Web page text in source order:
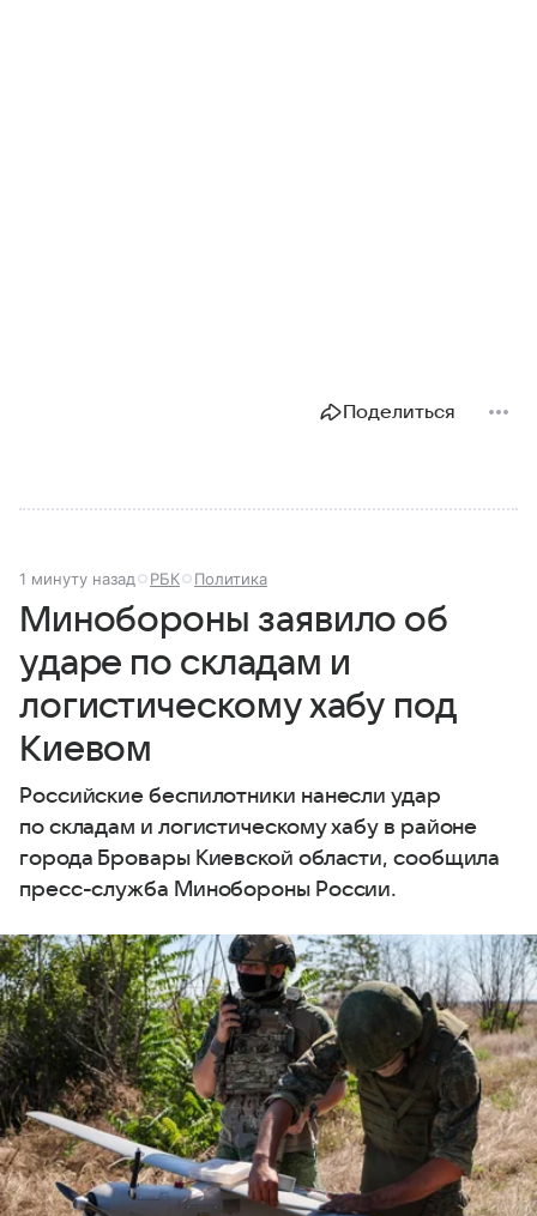
Поделиться
1 минуту назад РБК Политика
Минобороны заявило об
ударе по складам и
логистическому хабу под
Киевом
Российские беспилотники нанесли удар
по складам и логистическому хабу в районе
города Бровары Киевской области, сообщила
пресс-служба Минобороны России.